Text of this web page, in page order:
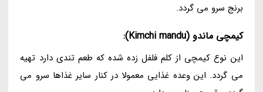
برنج سرو می گردد.
کیمچی ماندو (Kimchi mandu):
این نوع کیمچی از کلم فلفل زده شده که طعم تندی دارد تهیه
می گردد. این وعده غذایی معمولا در کنار سایر غذاها سرو می